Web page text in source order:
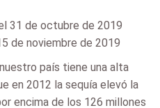
31 de octubre de 2019
de noviembre de 2019
país tiene una alta
en 2012 la sequía elevó la
encima de los 126 millones